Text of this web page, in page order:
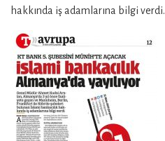
hakkında iş adamlarına bilgi verdi.